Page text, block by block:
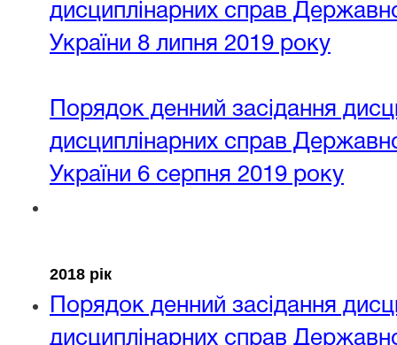
дисциплінарних справ
України 8 липня 2019 року
Порядок денний засідання
дисциплінарних справ
України 6 серпня 2019 року
2018 рік
Порядок денний засідання
дисциплінарних справ